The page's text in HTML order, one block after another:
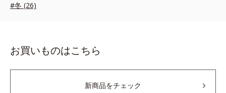
#冬 (26)
お買いものはこちら
新商品をチェック